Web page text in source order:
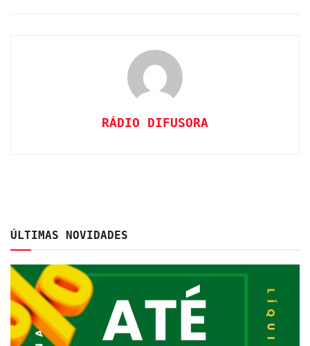
RÁDIO DIFUSORA
ÚLTIMAS NOVIDADES